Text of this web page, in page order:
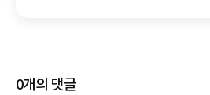
0개의 댓글